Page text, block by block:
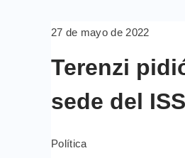
27 de mayo de 2022
Terenzi
sede del
Política